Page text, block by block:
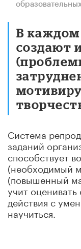
В каждом
создают
Система
заданий
способствует
(необходимый
(повышенный
учит оценивать
действия с
научиться.